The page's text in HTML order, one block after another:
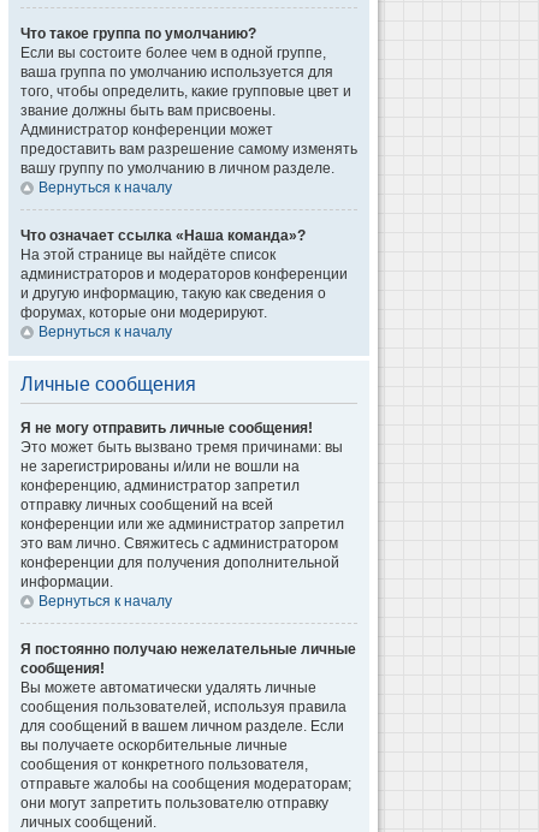
Что такое группа по умолчанию?
Если вы состоите более чем в одной группе,
ваша группа по умолчанию используется для
того, чтобы определить, какие групповые цвет и
звание должны быть вам присвоены.
Администратор конференции может
предоставить вам разрешение самому изменять
вашу группу по умолчанию в личном разделе.
Вернуться к началу
Что означает ссылка «Наша команда»?
На этой странице вы найдёте список
администраторов и модераторов конференции
и другую информацию, такую как сведения о
форумах, которые они модерируют.
Вернуться к началу
Личные сообщения
Я не могу отправить личные сообщения!
Это может быть вызвано тремя причинами: вы
не зарегистрированы и/или не вошли на
конференцию, администратор запретил
отправку личных сообщений на всей
конференции или же администратор запретил
это вам лично. Свяжитесь с администратором
конференции для получения дополнительной
информации.
Вернуться к началу
Я постоянно получаю нежелательные личные
сообщения!
Вы можете автоматически удалять личные
сообщения пользователей, используя правила
для сообщений в вашем личном разделе. Если
вы получаете оскорбительные личные
сообщения от конкретного пользователя,
отправьте жалобы на сообщения модераторам;
они могут запретить пользователю отправку
личных сообщений.